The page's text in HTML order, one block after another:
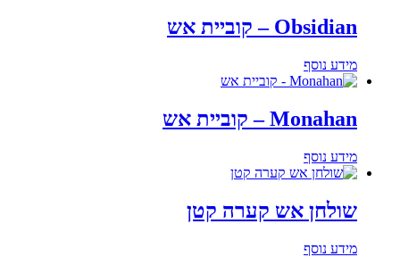
Obsidian – קוביית אש
מידע נוסף
Monahan – קוביית אש
מידע נוסף
שולחן אש קערה קטן
מידע נוסף